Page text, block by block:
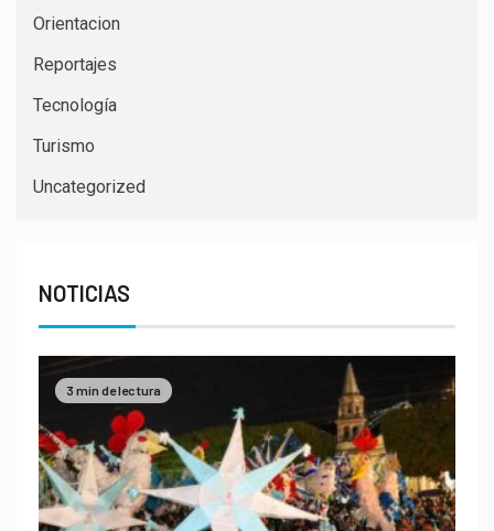
Orientacion
Reportajes
Tecnología
Turismo
Uncategorized
NOTICIAS
3 min de lectura